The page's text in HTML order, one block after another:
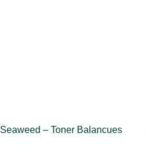
Seaweed – Toner Balancues